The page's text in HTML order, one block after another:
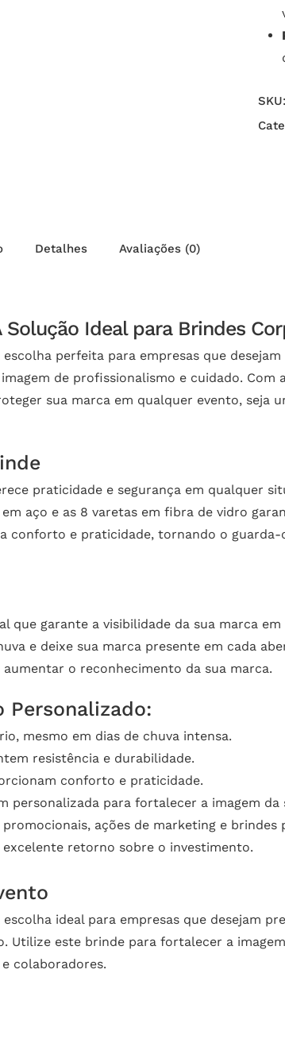
SKU:
Detalhes Avaliações (0)
Ideal para Brindes
perfeita para empresas que
de profissionalismo e cuidado.
sua marca em qualquer evento, seja
praticidade e segurança em qualquer
aço e as 8 varetas em fibra de vidro
conforto e praticidade, tornando o guarda-
que garante a visibilidade da sua marca
e deixe sua marca presente em cada
o reconhecimento da sua marca.
Personalizado:
mesmo em dias de chuva intensa.
resistência e durabilidade.
conforto e praticidade.
personalizada para fortalecer a imagem da
ações de marketing e brindes
retorno sobre o investimento.
ideal para empresas que desejam
Utilize este brinde para fortalecer a
colaboradores.